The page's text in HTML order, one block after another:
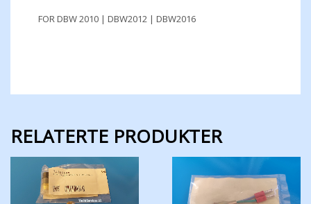
FOR DBW 2010 | DBW2012 | DBW2016
RELATERTE PRODUKTER